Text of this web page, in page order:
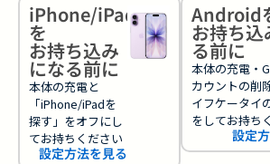
iPhone/iPad
を
お持ち込み
になる前に
本体の充電と
「iPhone/iPadを
探す」をオフにし
てお持ちください
設定方法を見る
Android
お持ち込
る前に
本体の充電・
カウントの削
イフケータイ
をしてお持ち
設定